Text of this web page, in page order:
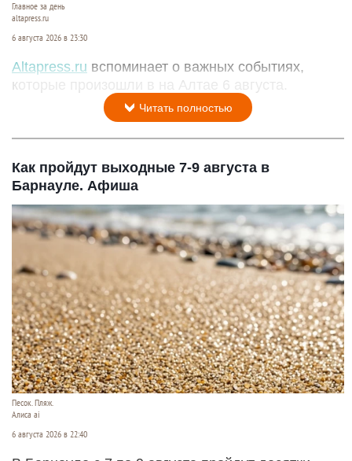
Главное за день
altapress.ru
6 августа 2026 в 23:30
Altapress.ru вспоминает о важных событиях,
которые произошли в на Алтае 6 августа.
Читать полностью
Как пройдут выходные 7-9 августа в
Барнауле. Афиша
Песок. Пляж.
Алиса ai
6 августа 2026 в 22:40